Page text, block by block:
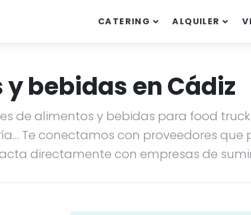
CATERING ALQUILER
bebidas en Cádiz
de alimentos y bebidas para food
Te conectamos con proveedores
directamente con empresas de